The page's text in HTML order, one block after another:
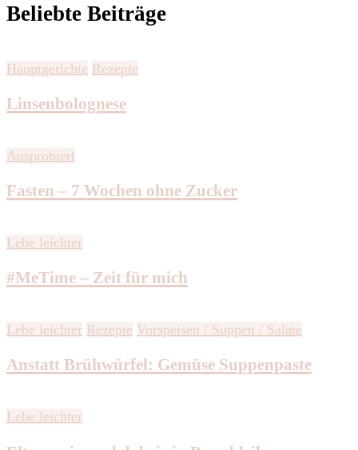
Beliebte Beiträge
Hauptgerichte Rezepte
Linsenbolognese
Ausprobiert
Fasten – 7 Wochen ohne Zucker
Lebe leichter
#MeTime – Zeit für mich
Lebe leichter Rezepte Vorspeisen / Suppen / Salate
Anstatt Brühwürfel: Gemüse Suppenpaste
Lebe leichter